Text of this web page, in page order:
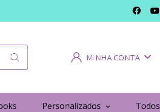
MINHA CONTA
Personalizados Todos